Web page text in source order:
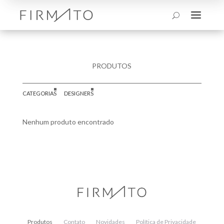
U a
PRODUTOS
CATEGORIAS DESIGNERS
Nenhum produto encontrado
Produtos Contato Novidades
Política de Privacidade